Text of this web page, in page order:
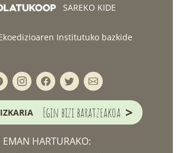
SAREKO KIDE
Institutuko bazkide
Egin bizi baratzeakoa >
EMAN HARTURAKO: